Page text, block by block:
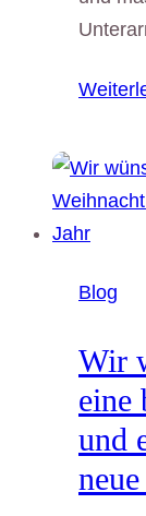
Blog
Wir
eine
und